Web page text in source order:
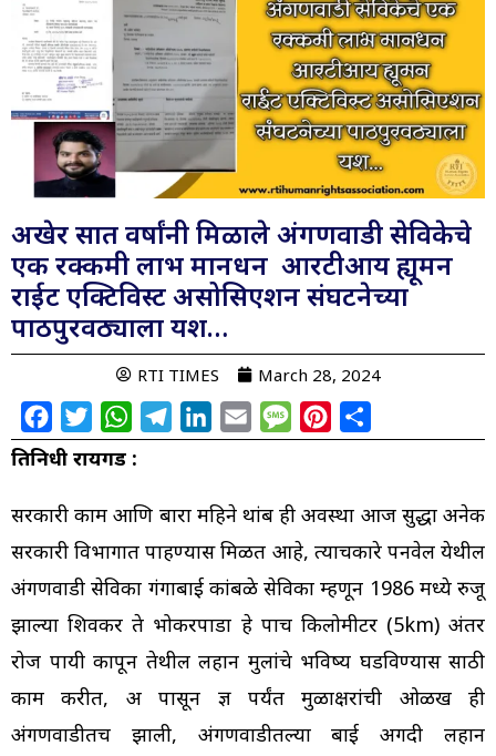
अखेर सात वर्षांनी मिळाले अंगणवाडी सेविकेचे
एक रक्कमी लाभ मानधन आरटीआय ह्यूमन
राईट एक्टिविस्ट असोसिएशन संघटनेच्या
पाठपुरवठ्याला यश…
RTI TIMES March 28, 2024
FacebookTwitterWhatsAppTelegramLinkedIn
Email MessagePinterest
प्रतिनिधी रायगड :
सरकारी काम आणि बारा महिने थांब ही अवस्था आज सुद्धा अनेक
सरकारी विभागात पाहण्यास मिळत आहे, त्याचप्रकारे पनवेल येथील
अंगणवाडी सेविका गंगाबाई कांबळे सेविका म्हणून 1986 मध्ये रुजू
झाल्या शिवकर ते भोकरपाडा हे पाच किलोमीटर (5km) अंतर
रोज पायी कापून तेथील लहान मुलांचे भविष्य घडविण्यास साठी
काम करीत, अ पासून ज्ञ पर्यंत मुळाक्षरांची ओळख ही
अंगणवाडीतच झाली, अंगणवाडीतल्या बाई अगदी लहान